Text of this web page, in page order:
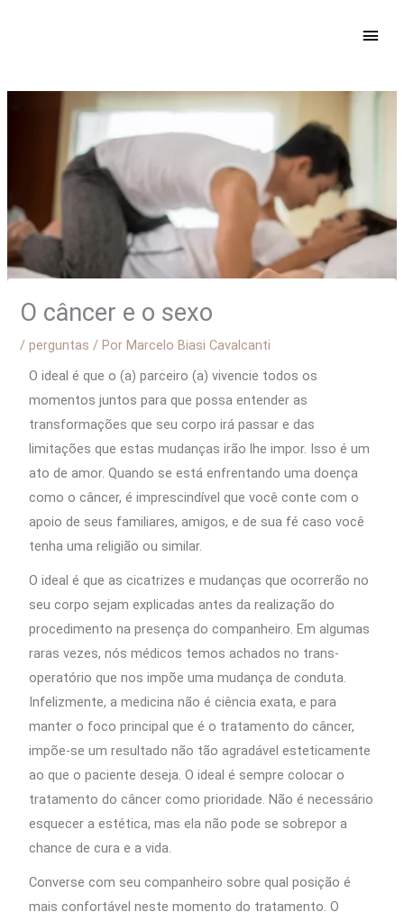
O câncer e o sexo
/perguntas / PorMarcelo Biasi Cavalcanti
O ideal é que o (a) parceiro (a) vivencie todos os
momentos juntos para que possa entender as
transformações que seu corpo irá passar e das
limitações que estas mudanças irão lhe impor. Isso é um
ato de amor. Quando se está enfrentando uma doença
como o câncer, é imprescindível que você conte com o
apoio de seus familiares, amigos, e de sua fé caso você
tenha uma religião ou similar.
O ideal é que as cicatrizes e mudanças que ocorrerão no
seu corpo sejam explicadas antes da realização do
procedimento na presença do companheiro. Em algumas
raras vezes, nós médicos temos achados no trans-
operatório que nos impõe uma mudança de conduta.
Infelizmente, a medicina não é ciência exata, e para
manter o foco principal que é o tratamento do câncer,
impõe-se um resultado não tão agradável esteticamente
ao que o paciente deseja. O ideal é sempre colocar o
tratamento do câncer como prioridade. Não é necessário
esquecer a estética, mas ela não pode se sobrepor a
chance de cura e a vida.
Converse com seu companheiro sobre qual posição é
mais confortável neste momento do tratamento. O